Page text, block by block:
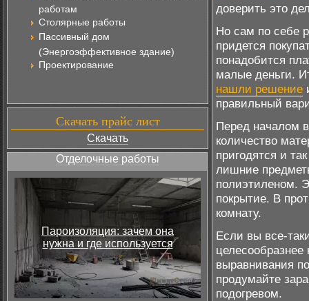
работам
Столярные работы
Пассивный дом
(Энергоэффективное здание)
Проектирование
Скачать прайс лист
Скачать
Отделочные работы
Пароизоляция: зачем она
нужна и где используется
доверить это
Но сам по себе
придется
понадобится
малые деньги.
нашли решение
правильный
Перед началом
количество
пригодятся и
лишние
полиэтиленом.
покрытие. В
комнату.
Если вы все-
целесообразнее
выравнивания
продумайте
подогревом.